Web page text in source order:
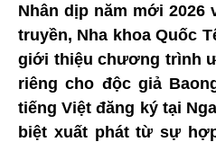
Nhân dịp năm mới 2026
truyền, Nha khoa Quốc
giới thiệu chương trình
riêng cho độc giả
tiếng Việt đăng ký tại
biệt xuất phát từ sự